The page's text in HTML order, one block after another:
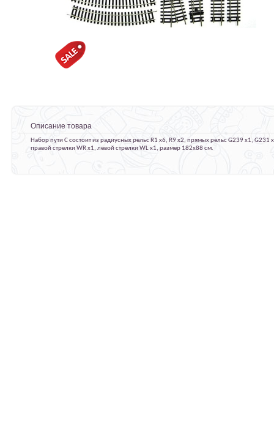
Описание товара
Набор пути C состоит из радиусных рельс R1 x6, R9 x2, прямых рельс G239 x1, G231
правой стрелки WR x1, левой стрелки WL x1, размер 182х88 см.